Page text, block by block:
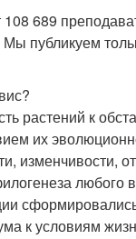
689
Мы публикуем
растений к
их
изменчивости,
любого
к условиям